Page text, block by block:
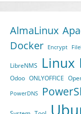
AlmaLinux
Docker Encrypt
LibreNMS Linux
Odoo ONLYOFFICE
PowerDNS